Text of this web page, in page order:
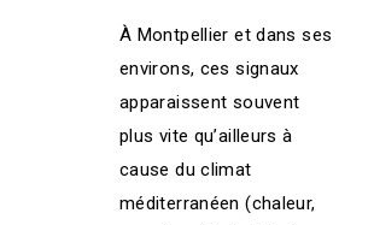
À Montpellier et dans ses
environs, ces signaux
apparaissent souvent
plus vite qu’ailleurs à
cause du climat
méditerranéen (chaleur,